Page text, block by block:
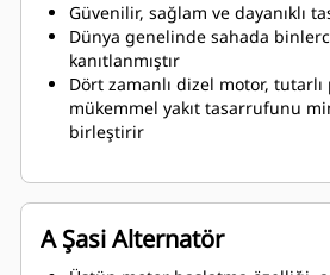
Güvenilir, sağlam ve dayanıklı
Dünya genelinde sahada
kanıtlanmıştır
Dört zamanlı dizel motor,
mükemmel yakıt tasarrufunu
birleştirir
A Şasi Alternatör